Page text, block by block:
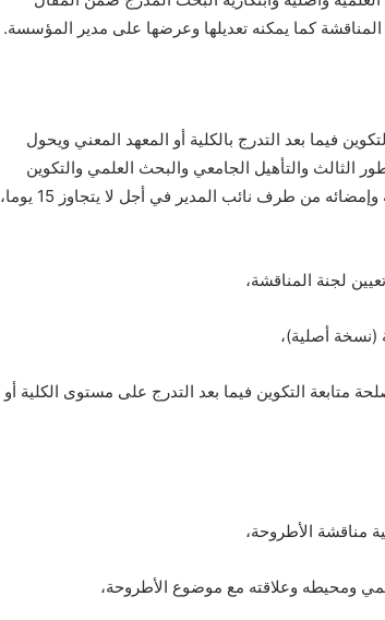
كما يمكنه تعديلها وعرضها على مدير المؤسسة.
فيما بعد التدرج بالكلية أو المعهد المعني ويحول
الثالث والتأهيل الجامعي والبحث العلمي والتكوين
العالي فيما بعد التدرج للتحقق من احتوائه على كافة الوثائق المطلوبة وإمضائه من طرف نائب المدير في أجل لا يتجاوز 15 يوما،
لجنة المناقشة،
أصلية)،
متابعة التكوين فيما بعد التدرج على مستوى الكلية أو